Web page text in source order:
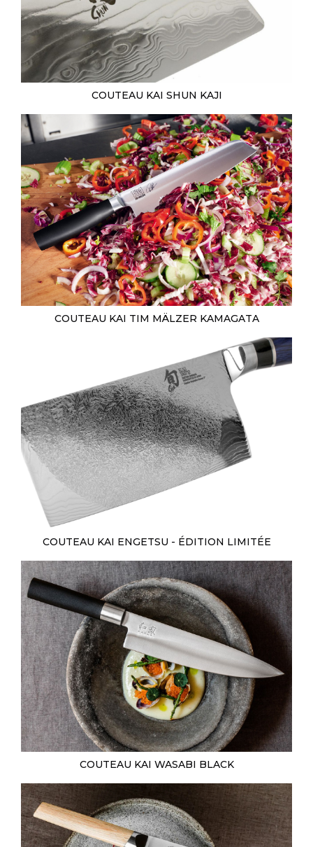
COUTEAU KAI SHUN KAJI
COUTEAU KAI TIM MÄLZER KAMAGATA
COUTEAU KAI ENGETSU - ÉDITION LIMITÉE
COUTEAU KAI WASABI BLACK